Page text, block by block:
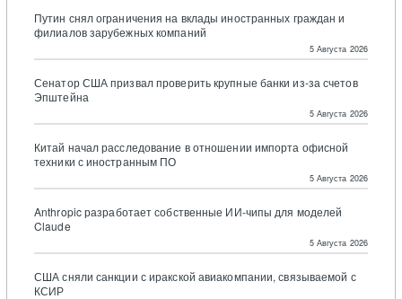
Путин снял ограничения на вклады иностранных граждан и
филиалов зарубежных компаний
5 Августа 2026
Сенатор США призвал проверить крупные банки из-за счетов
Эпштейна
5 Августа 2026
Китай начал расследование в отношении импорта офисной
техники с иностранным ПО
5 Августа 2026
Anthropic разработает собственные ИИ-чипы для моделей
Claude
5 Августа 2026
США сняли санкции с иракской авиакомпании, связываемой с
КСИР